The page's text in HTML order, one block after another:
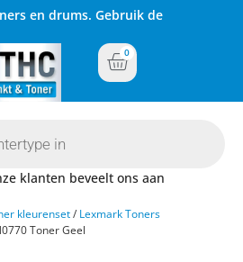
en drums. Gebruik de
0
klanten beveelt ons aan
kleurenset/ Lexmark Toners
Toner Geel